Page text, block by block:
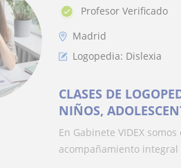
Profesor Verificado
Madrid
Logopedia: Dislexia
CLASES DE
NIÑOS,
En Gabinete VIDEX
acompañamiento